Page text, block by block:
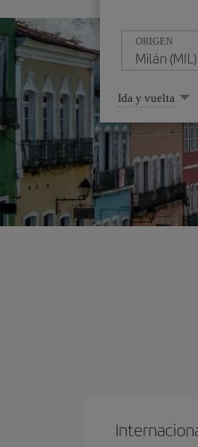
ORIGEN
Seleccione
una
opción
Ida y vuelta